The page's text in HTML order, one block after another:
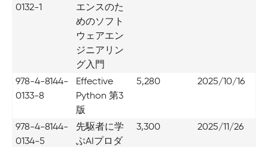
0132-1
エンスのた
めのソフト
ウェアエン
ジニアリン
グ入門
978-4-8144-
0133-8
Effective
Python 第3
版
5,280 2025/10/16
978-4-8144-
0134-5
先駆者に学
ぶAIプロダ
3,300 2025/11/26